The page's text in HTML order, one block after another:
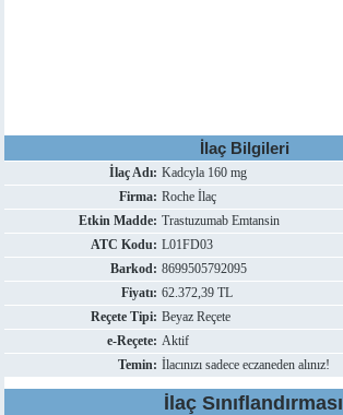
İlaç Bilgileri
İlaç Adı: Kadcyla 160 mg
Firma: Roche İlaç
Etkin Madde: Trastuzumab Emtansin
ATC Kodu: L01FD03
Barkod: 8699505792095
Fiyatı: 62.372,39 TL
Reçete Tipi: Beyaz Reçete
e-Reçete: Aktif
Temin: İlacınızı sadece eczaneden alınız!
İlaç Sınıflandırması